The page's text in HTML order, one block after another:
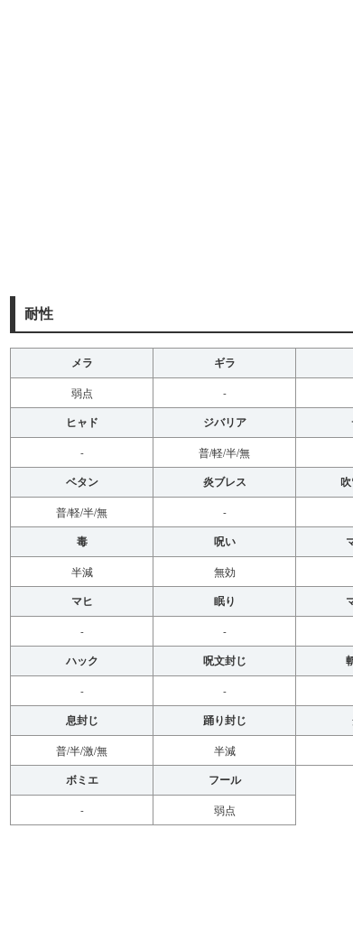
耐性
メラ ギラ
弱点 -
ヒャド ジバリア
- 普/軽/半/無
ベタン 炎ブレス
普/軽/半/無 -
毒 呪い
半減 無効
マヒ 眠り
- -
ハック 呪文封じ
- -
息封じ 踊り封じ
普/半/激/無 半減
ボミエ フール
- 弱点